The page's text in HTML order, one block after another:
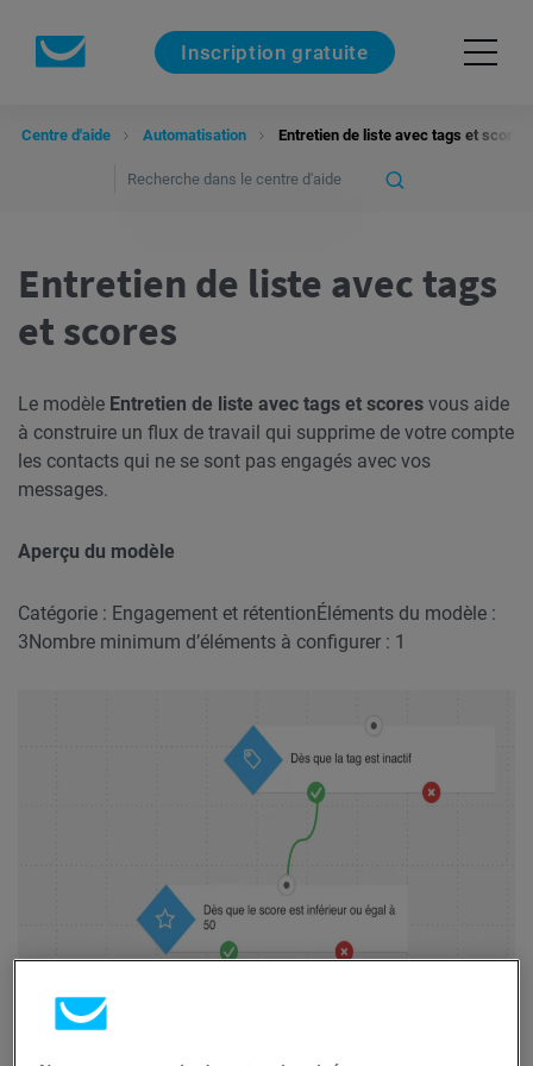
Inscription gratuite
Centre d'aide Automatisation Entretien de liste avec tags et scores
Entretien de liste avec tags
et scores
Le modèle Entretien de liste avec tags et scores vous aide
à construire un flux de travail qui supprime de votre compte
les contacts qui ne se sont pas engagés avec vos
messages.
Aperçu du modèle
Catégorie : Engagement et rétentionÉléments du modèle :
3Nombre minimum d’éléments à configurer : 1